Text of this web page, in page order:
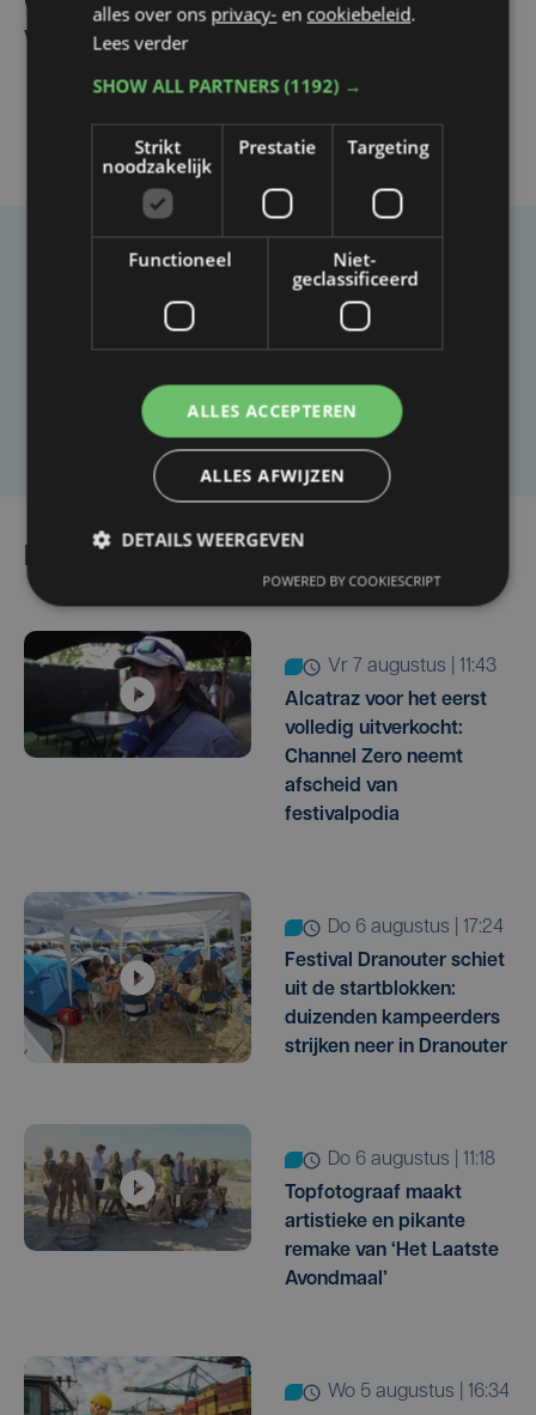
West, dat ook een nieuwe voltijdse gynaecoloog
verwelkomt
Taalfout opgemerkt?
Heb je een taal- of schrijffout opgemerkt in dit
artikel?
Laat het ons weten
Lees ook
vr 7 augustus | 11:43
Alcatraz voor het eerst
volledig uitverkocht:
Channel Zero neemt
afscheid van
festivalpodia
do 6 augustus | 17:24
Festival Dranouter schiet
uit de startblokken:
duizenden kampeerders
strijken neer in Dranouter
do 6 augustus | 11:18
Topfotograaf maakt
artistieke en pikante
remake van ‘Het Laatste
Avondmaal’
wo 5 augustus | 16:34
alles over ons privacy- en cookiebeleid.
Lees verder
SHOW ALL PARTNERS(1192) →
Strikt
noodzakelijk
Prestatie Targeting
Functioneel
Niet-
geclassificeerd
ALLES ACCEPTEREN
ALLES AFWIJZEN
DETAILS WEERGEVEN
POWERED BY COOKIESCRIPT